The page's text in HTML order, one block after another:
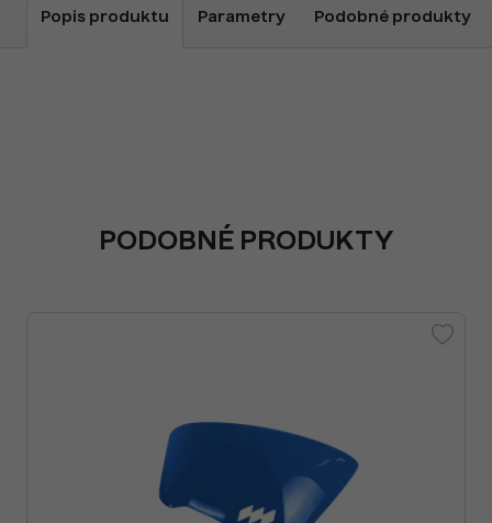
Popis produktu Parametry Podobné produkty
PODOBNÉ PRODUKTY